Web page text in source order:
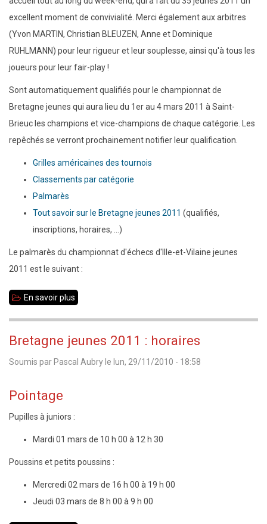
2010
excellent moment de convivialité. Merci également aux arbitres
(Yvon MARTIN, Christian BLEUZEN, Anne et Dominique
RUHLMANN) pour leur rigueur et leur souplesse, ainsi qu'à tous les
joueurs pour leur fair-play !
Sont automatiquement qualifiés pour le championnat de
Bretagne jeunes qui aura lieu du 1er au 4 mars 2011 à Saint-
Brieuc les champions et vice-champions de chaque catégorie. Les
repêchés se verront prochainement notifier leur qualification.
Grilles américaines des tournois
Classements par catégorie
Palmarès
Tout savoir sur le Bretagne jeunes 2011 (qualifiés,
inscriptions, horaires, ...)
Le palmarès du championnat d'échecs d'Ille-et-Vilaine jeunes
2011 est le suivant :
En savoir plus
jeunes
2011
Bretagne jeunes 2011 : horaires
Soumis par Pascal Aubry le lun, 29/11/2010 - 18:58
Pointage
Pupilles à juniors :
Mardi 01 mars de 10 h 00 à 12 h 30
Poussins et petits poussins :
Mercredi 02 mars de 16 h 00 à 19 h 00
Jeudi 03 mars de 8 h 00 à 9 h 00